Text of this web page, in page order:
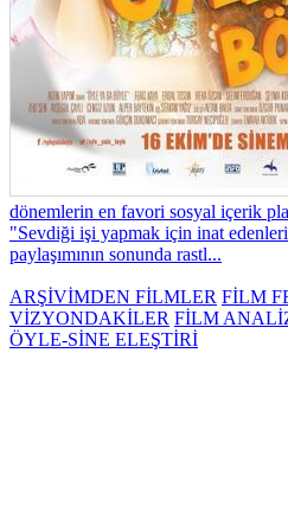
dönemlerin en favori sosyal içerik
"Sevdiği işi yapmak için inat
paylaşımının sonunda rastl...
ARŞİVİMDEN FİLMLER FİLM
VİZYONDAKİLER FİLM
ÖYLE-SİNE ELEŞTİRİ